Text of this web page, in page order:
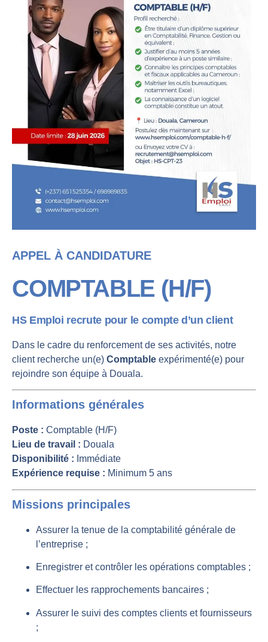
APPEL À CANDIDATURE
COMPTABLE (H/F)
HS Emploi recrute pour le compte d’un client
Dans le cadre du renforcement de ses activités, notre
client recherche un(e) Comptable expérimenté(e) pour
rejoindre son équipe à Douala.
Informations générales
Poste : Comptable (H/F)
Lieu de travail : Douala
Disponibilité : Immédiate
Expérience requise : Minimum 5 ans
Missions principales
Assurer la tenue de la comptabilité générale de
l’entreprise ;
Enregistrer et contrôler les opérations comptables ;
Effectuer les rapprochements bancaires ;
Assurer le suivi des comptes clients et fournisseurs
;